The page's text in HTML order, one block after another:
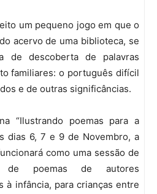
um pequeno jogo em que o
acervo de uma biblioteca, se
de descoberta de palavras
familiares: o português difícil
e de outras significâncias.
“Ilustrando poemas para a
dias 6, 7 e 9 de Novembro, a
como uma sessão de
de poemas de autores
à infância, para crianças entre